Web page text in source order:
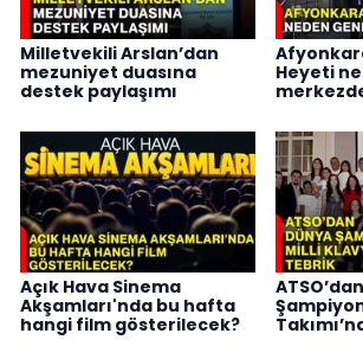
Milletvekili Arslan’dan
mezuniyet duasına
destek paylaşımı
Heyeti
Açık Hava Sinema
Akşamları'nda bu hafta
hangi film gösterilecek?